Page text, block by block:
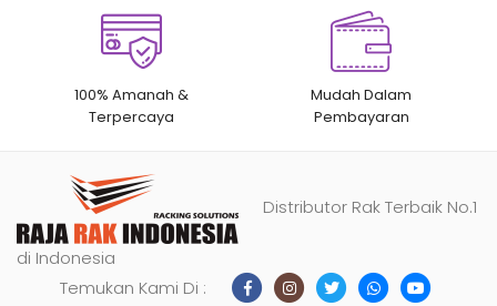
100% Amanah &
Terpercaya
Mudah Dalam
Pembayaran
Distributor Rak Terbaik No.1
di Indonesia
Temukan Kami Di :